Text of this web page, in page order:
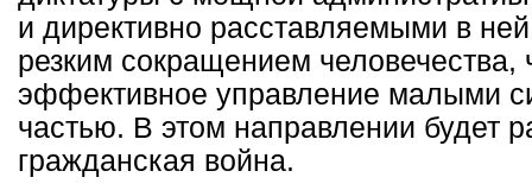
и директивно расставляемыми в
резким сокращением человечества,
эффективное управление малыми
частью. В этом направлении будет
гражданская война.